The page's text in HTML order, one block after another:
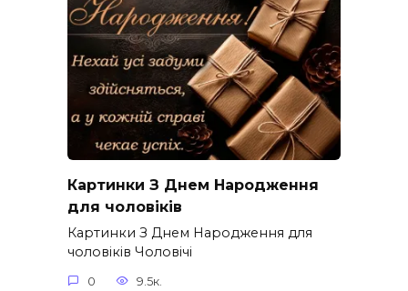
Картинки З Днем Народження
для чоловіків​
Картинки З Днем Народження для
чоловіків​ Чоловічі
0 9.5к.